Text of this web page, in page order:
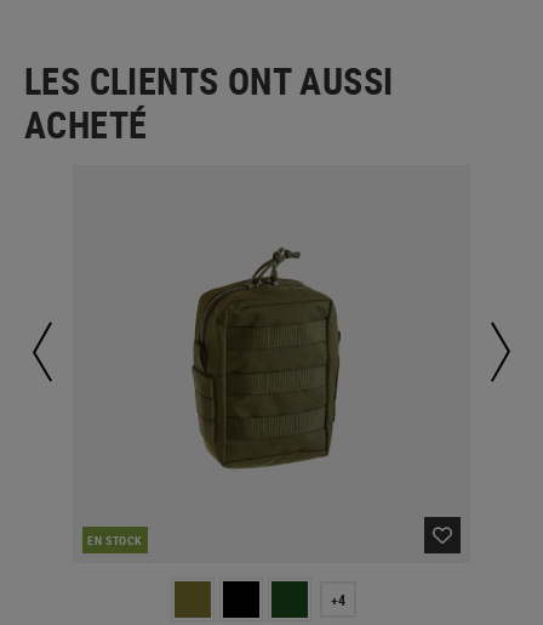
LES CLIENTS ONT AUSSI
ACHETÉ
EN STOCK
+4